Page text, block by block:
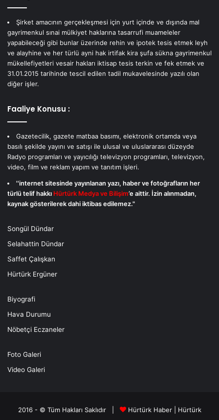
Şirket amacının gerçekleşmesi için yurt içinde ve dışında mal
gayrimenkul sınai mülkiyet haklarına tasarrufi muameleler
yapabileceği gibi bunlar üzerinde rehin ve ipotek tesis etmek leyh
ve alayhine ve her türlü ayni hak irtifak kira şufa sükna gayrimenkul
mükellefiyetleri vesair hakları iktisap tesis terkin ve fek etmek ve
31.01.2015 tarihinde tescil edilen tadil mukavelesinde yazılı olan
diğer işler.
Faaliye Konusu :
Gazetecilik, gazete matbaa basımı, elektronik ortamda veya
basılı şekilde yayını ve satışı ile ulusal ve uluslararası düzeyde
Radyo programları ve yayıcılığı televizyon programları, televizyon,
video, film ve reklam yapım ve tanıtım işleri.
''internet sitesinde yayınlanan yazı, haber ve fotoğrafların her
türlü telif hakkı Hürtürk Medya ve Bilişim’e aittir. İzin alınmadan,
kaynak gösterilerek dahi iktibas edilemez."
Songül Dündar
Selahattin Dündar
Saffet Çalışkan
Hürtürk Ergüner
Biyografi
Hava Durumu
Nöbetçi Eczaneler
Foto Galeri
Video Galeri
2016 - © Tüm Hakları Saklıdır | Hürtürk Haber Hürtürk